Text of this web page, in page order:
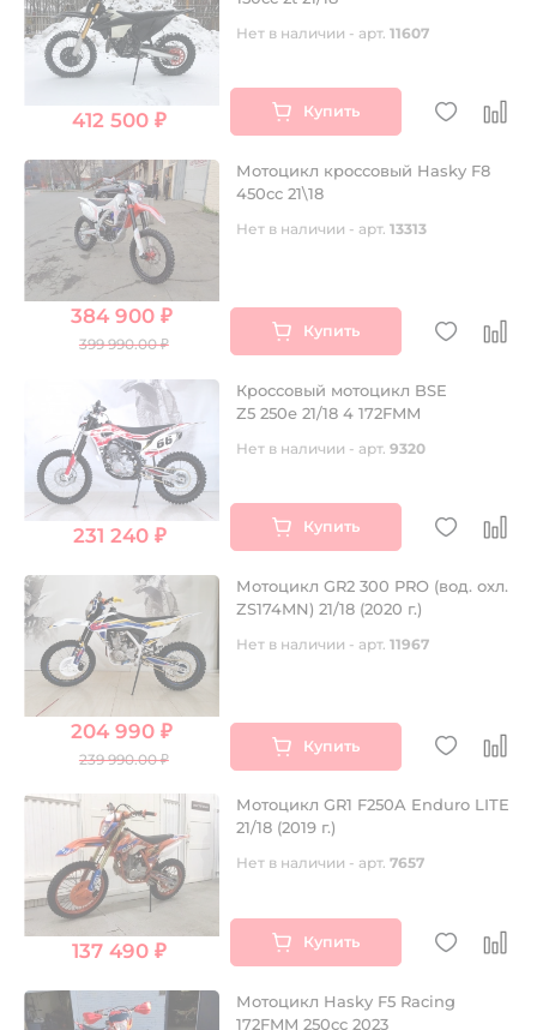
412 500 ₽
Нет в наличии - арт.11607
Купить
384 900 ₽
399 990.00 ₽
Мотоцикл кроссовый Hasky F8
450cc 21\18
Нет в наличии - арт.13313
Купить
231 240 ₽
Кроссовый мотоцикл BSE
Z5 250e 21/18 4 172FMM
Нет в наличии - арт.9320
Купить
204 990 ₽
239 990.00 ₽
Мотоцикл GR2 300 PRO (вод. охл.
ZS174MN) 21/18 (2020 г.)
Нет в наличии - арт.11967
Купить
137 490 ₽
Мотоцикл GR1 F250A Enduro LITE
21/18 (2019 г.)
Нет в наличии - арт.7657
Купить
Мотоцикл Hasky F5 Racing
172FMM 250cc 2023